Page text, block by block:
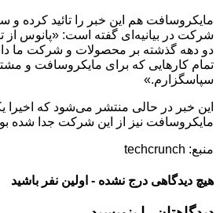
مایکروسافت هم این خبر را تائید کرده و
شرکت در بیانیه‌ای گفته است: «پانوس از
دو دهه گذشته بر محصولات و شرکت ما
تمام کارهایی که برای مایکروسافت و
سپاسگزارم.»
این خبر در حالی منتشر می‌شود که اخیرا
مایکروسافت نیز از این شرکت جدا شده
منبع: techcrunch
هیچ دیدگاهی درج نشده - اولین نفر باشید